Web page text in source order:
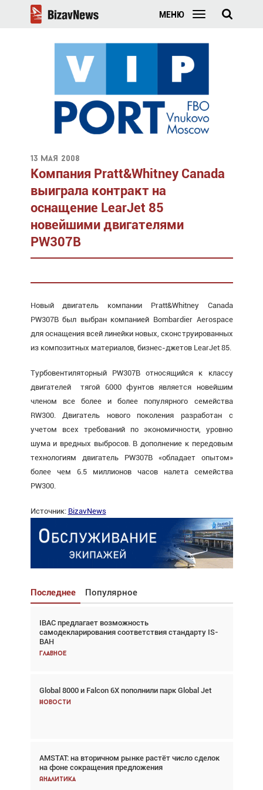
МЕНЮ
13 мая 2008
Компания Pratt&Whitney Canada
выиграла контракт на
оснащение LearJet 85
новейшими двигателями
PW307B
Новый двигатель компании Pratt&Whitney Canada
PW307B был выбран компанией Bombardier Aerospace
для оснащения всей линейки новых, сконструированных
из композитных материалов, бизнес-джетов LearJet 85.
Турбовентиляторный PW307B относящийся к классу
двигателей тягой 6000 фунтов является новейшим
членом все более и более популярного семейства
RW300. Двигатель нового поколения разработан с
учетом всех требований по экономичности, уровню
шума и вредных выбросов. В дополнение к передовым
технологиям двигатель PW307B «обладает опытом»
более чем 6.5 миллионов часов налета семейства
PW300.
Источник: BizavNews
Последнее Популярное
IBAC предлагает возможность
самодекларирования соответствия стандарту IS-
BAH
Главное
Global 8000 и Falcon 6X пополнили парк Global Jet
Новости
AMSTAT: на вторичном рынке растёт число сделок
на фоне сокращения предложения
Аналитика
Взгляд с высоты: тандем вертолётов и БПЛА в
спасательных операциях
Главное
Авиационный фотограф Дэйв Кох: «Фотография
говорит сама за себя... а ИИ всё портит»
В городах чемпионата мира наблюдался подъём,
хотя общий трафик снизился
Аналитика